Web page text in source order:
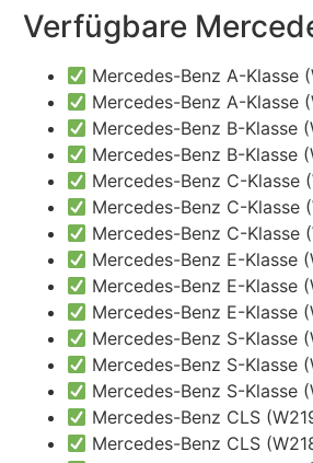
Verfügbare
Mercedes-Benz A-Klasse
Mercedes-Benz A-Klasse
Mercedes-Benz B-Klasse
Mercedes-Benz B-Klasse
Mercedes-Benz C-Klasse
Mercedes-Benz C-
Mercedes-Benz C-Klasse
Mercedes-Benz E-Klasse
Mercedes-Benz E-Klasse
Mercedes-Benz E-Klasse
Mercedes-Benz S-Klasse
Mercedes-Benz S-Klasse
Mercedes-Benz S-Klasse
Mercedes-Benz CLS
Mercedes-Benz CLS